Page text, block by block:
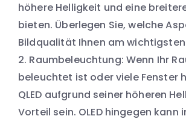
höhere Helligkeit und eine
bieten. Überlegen Sie, welche
Bildqualität Ihnen am
Raumbeleuchtung: Wenn Ihr
beleuchtet ist oder viele Fenster
QLED aufgrund seiner höheren
Vorteil sein. OLED hingegen kann